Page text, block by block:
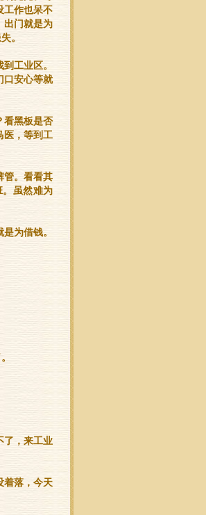
工作也呆不
出门就是为
。
工业区。
口安心等就
看黑板是否
医，等到工
管。看看其
。虽然难为
为借钱。
了，来工业
着落，今天